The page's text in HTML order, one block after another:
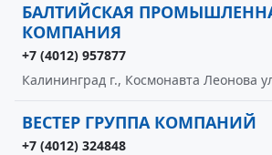
БАЛТИЙСКАЯ
КОМПАНИЯ
+7 (4012) 957877
Калининград г., Космонавта Леонова
ВЕСТЕР ГРУППА КОМПАНИЙ
+7 (4012) 324848